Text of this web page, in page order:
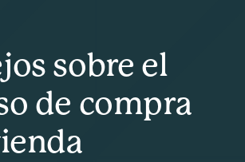
sobre el
de compra